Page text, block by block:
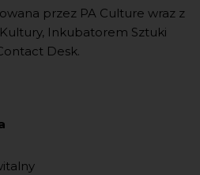
przez PA Culture wraz z
Inkubatorem Sztuki
Desk.